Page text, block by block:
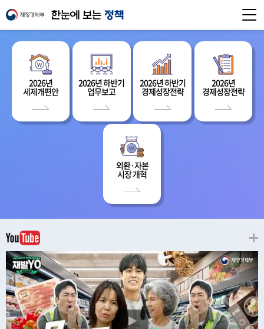
2026년
세제개편안
2026년 하반기
업무보고
2026년 하반기
경제성장전략
2026년
경제성장전략
외환·자본
시장 개혁